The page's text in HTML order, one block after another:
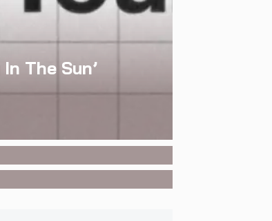
The Sun’
สู่การแสดง
กได้เอง ผล